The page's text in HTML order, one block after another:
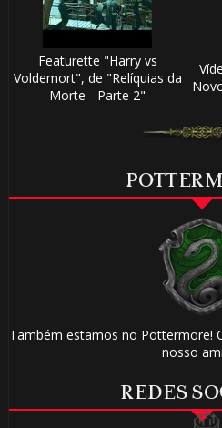
Featurette "Harry vs
Voldemort", de "Relíquias da
Morte - Parte 2"
Também estamos no Pottermore!
nosso
REDES
🎂